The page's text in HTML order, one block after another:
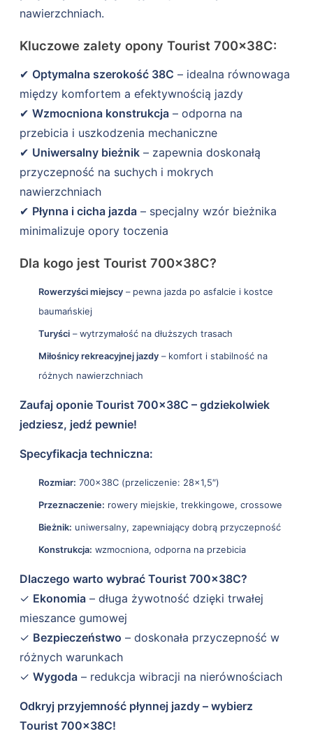
nawierzchniach.
Kluczowe zalety opony Tourist 700×38C:
✔ Optymalna szerokość 38C – idealna równowaga
między komfortem a efektywnością jazdy
✔ Wzmocniona konstrukcja– odporna na
przebicia i uszkodzenia mechaniczne
✔ Uniwersalny bieżnik– zapewnia doskonałą
przyczepność na suchych i mokrych
nawierzchniach
✔ Płynna i cicha jazda– specjalny wzór bieżnika
minimalizuje opory toczenia
Dla kogo jest Tourist 700×38C?
Rowerzyści miejscy – pewna jazda po asfalcie i kostce
baumańskiej
Turyści – wytrzymałość na dłuższych trasach
Miłośnicy rekreacyjnej jazdy – komfort i stabilność na
różnych nawierzchniach
Zaufaj oponie Tourist 700×38C – gdziekolwiek
jedziesz, jedź pewnie!
Specyfikacja techniczna:
Rozmiar: 700×38C (przeliczenie: 28×1,5″)
Przeznaczenie: rowery miejskie, trekkingowe, crossowe
Bieżnik: uniwersalny, zapewniający dobrą przyczepność
Konstrukcja: wzmocniona, odporna na przebicia
Dlaczego warto wybrać Tourist 700×38C?
✓ Ekonomia– długa żywotność dzięki trwałej
mieszance gumowej
✓ Bezpieczeństwo – doskonała przyczepność w
różnych warunkach
✓ Wygoda– redukcja wibracji na nierównościach
Odkryj przyjemność płynnej jazdy – wybierz
Tourist 700×38C!